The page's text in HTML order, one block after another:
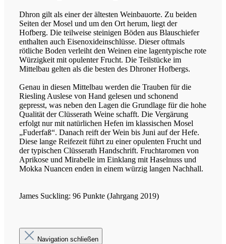
Dhron gilt als einer der ältesten Weinbauorte. Zu beiden
Seiten der Mosel und um den Ort herum, liegt der
Hofberg. Die teilweise steinigen Böden aus Blauschiefer
enthalten auch Eisenoxideinschlüsse. Dieser oftmals
rötliche Boden verleiht den Weinen eine lagentypische rote
Würzigkeit mit opulenter Frucht. Die Teilstücke im
Mittelbau gelten als die besten des Dhroner Hofbergs.
Genau in diesen Mittelbau werden die Trauben für die
Riesling Auslese von Hand gelesen und schonend
gepresst, was neben den Lagen die Grundlage für die hohe
Qualität der Clüsserath Weine schafft. Die Vergärung
erfolgt nur mit natürlichen Hefen im klassischen Mosel
„Fuderfaß“. Danach reift der Wein bis Juni auf der Hefe.
Diese lange Reifezeit führt zu einer opulenten Frucht und
der typischen Clüsserath Handschrift. Fruchtaromen von
Aprikose und Mirabelle im Einklang mit Haselnuss und
Mokka Nuancen enden in einem würzig langen Nachhall.
James Suckling: 96 Punkte (Jahrgang 2019)
Navigation schließen